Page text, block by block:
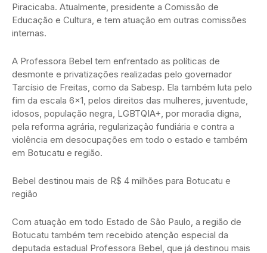
Piracicaba. Atualmente, presidente a Comissão de
Educação e Cultura, e tem atuação em outras comissões
internas.
A Professora Bebel tem enfrentado as políticas de
desmonte e privatizações realizadas pelo governador
Tarcísio de Freitas, como da Sabesp. Ela também luta pelo
fim da escala 6×1, pelos direitos das mulheres, juventude,
idosos, população negra, LGBTQIA+, por moradia digna,
pela reforma agrária, regularização fundiária e contra a
violência em desocupações em todo o estado e também
em Botucatu e região.
Bebel destinou mais de R$ 4 milhões para Botucatu e
região
Com atuação em todo Estado de São Paulo, a região de
Botucatu também tem recebido atenção especial da
deputada estadual Professora Bebel, que já destinou mais